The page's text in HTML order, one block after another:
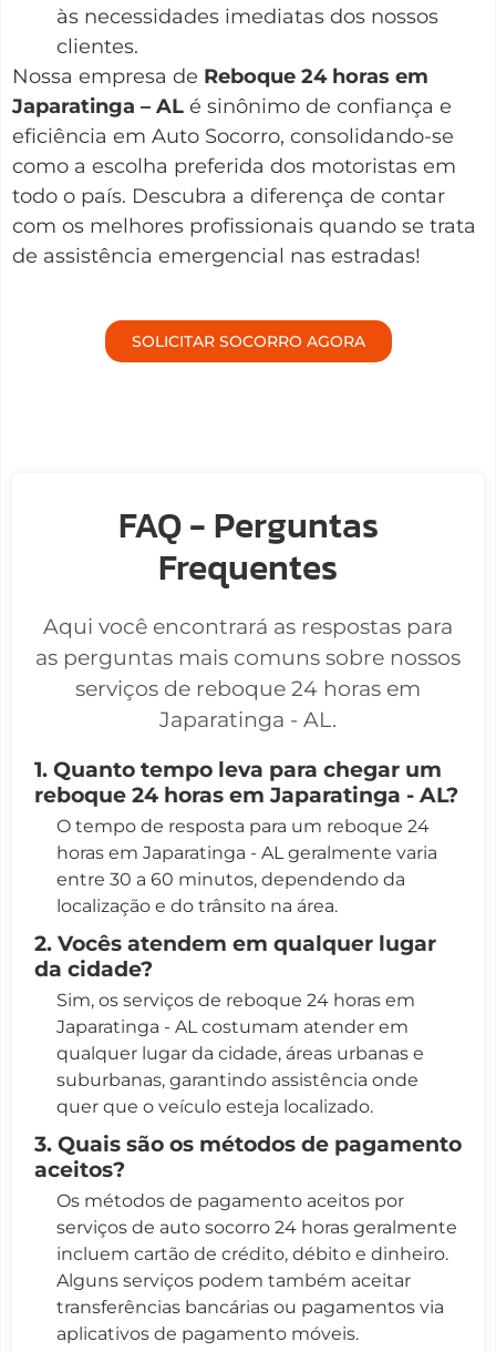
às necessidades imediatas dos nossos
clientes.
Nossa empresa de Reboque 24 horas em
Japaratinga – AL é sinônimo de confiança e
eficiência em Auto Socorro, consolidando-se
como a escolha preferida dos motoristas em
todo o país. Descubra a diferença de contar
com os melhores profissionais quando se trata
de assistência emergencial nas estradas!
SOLICITAR SOCORRO AGORA
FAQ - Perguntas
Frequentes
Aqui você encontrará as respostas para
as perguntas mais comuns sobre nossos
serviços de reboque 24 horas em
Japaratinga - AL.
1. Quanto tempo leva para chegar um
reboque 24 horas em Japaratinga - AL?
O tempo de resposta para um reboque 24
horas em Japaratinga - AL geralmente varia
entre 30 a 60 minutos, dependendo da
localização e do trânsito na área.
2. Vocês atendem em qualquer lugar
da cidade?
Sim, os serviços de reboque 24 horas em
Japaratinga - AL costumam atender em
qualquer lugar da cidade, áreas urbanas e
suburbanas, garantindo assistência onde
quer que o veículo esteja localizado.
3. Quais são os métodos de pagamento
aceitos?
Os métodos de pagamento aceitos por
serviços de auto socorro 24 horas geralmente
incluem cartão de crédito, débito e dinheiro.
Alguns serviços podem também aceitar
transferências bancárias ou pagamentos via
aplicativos de pagamento móveis.